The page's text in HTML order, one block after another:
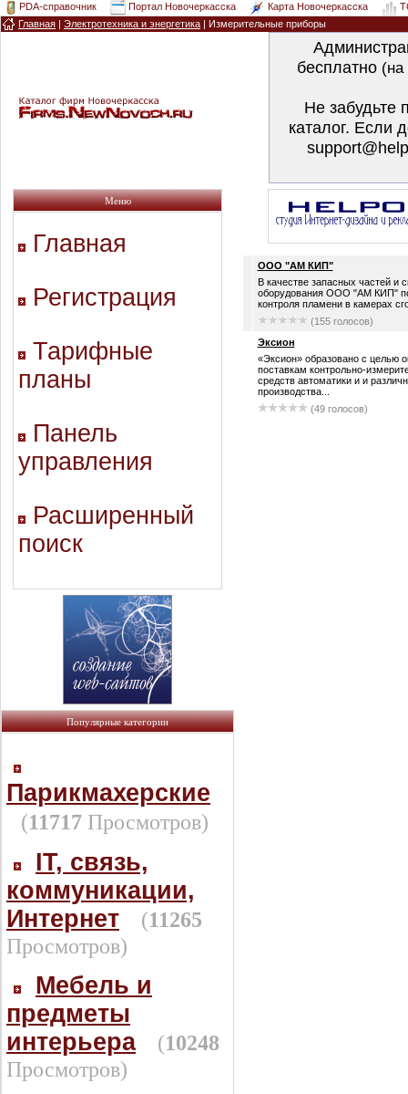
PDA-справочник Портал Новочеркасска Карта Новочеркасска
Главная | Электротехника и энергетика | Измерительные приборы
бесплатно
Не забудьте
каталог. Если
Меню
Главная
Регистрация
Тарифные
планы
Панель
управления
Расширенный
поиск
Популярные категории
Парикмахерские
(11717 Просмотров)
IT, связь,
коммуникации,
Интернет
(11265
Просмотров)
Мебель и
предметы
интерьера
(10248
Просмотров)
ООО "АМ КИП"
В качестве запасных частей и
оборудования ООО "АМ КИП"
контроля пламени в камерах
(155 голосов)
Эксион
«Эксион» образовано с целью
поставкам контрольно-
средств автоматики и и
производства...
(49 голосов)